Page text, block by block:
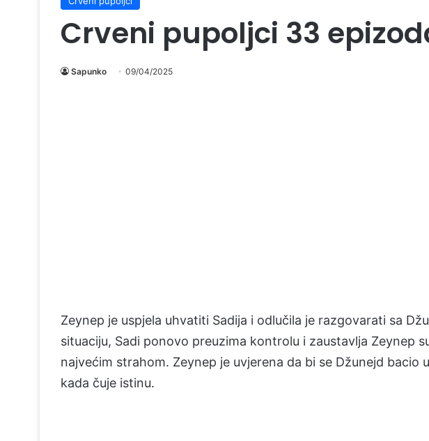
Crveni pupoljci 33
Sapunko 09/04/2025
Zeynep je uspjela uhvatiti Sadija i odlučila je razgovarati sa
situaciju, Sadi ponovo preuzima kontrolu i zaustavlja Zeynep
najvećim strahom. Zeynep je uvjerena da bi se Džunejd bacio
kada čuje istinu.